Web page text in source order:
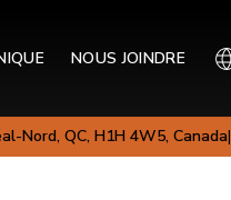
NOUS JOINDRE
Nord, QC, H1H 4W5, Canada|